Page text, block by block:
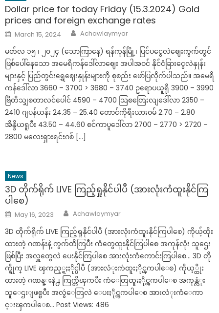
Dollar price for today Friday (15.3.2024) Gold
prices and foreign exchange rates
Posted
on
March 15, 2024 Author
Achawlaymyar
မတ်လ ၁၅ ၊ ၂၀၂၄ (သောကြာနေ့) ရန်ကုန်မြို့၊ ပြင်ပငွေလဲဈေးကွက်တွင်
ဖြစ်ပေါ်နေသော အမေရိကန်ဒေါ်လာဈေး အပါအဝင် နိုင်ငံခြားငွေလဲနှုန်း
များနှင့် ပြည်တွင်းရွှေဈေးနှုန်းများကို စုစည်း ဖော်ပြလိုက်ပါသည်။ အမေရိ
ကန်ဒေါ်လာ 3660 – 3700 > 3680 – 3740 ဥရောပယူရို 3900 – 3990
ဗြိတိသျှစတာလင်ပေါင် 4590 – 4700 သြစတြေးလျဒေါ်လာ 2350 –
2410 ဂျပန်ယန်း 24.35 – 25.40 တောင်ကိုရီးယားဝမ် 2.70 – 2.80
အိန္ဒိယရူပီး 43.50 – 44.60 စင်ကာပူဒေါ်လာ 2700 – 2770 > 2720 –
2800 မလေးရှားရင်းဂစ် […]
News
3D တိုက်ရိုက် LIVE ကြည့်ရှုနိုင်ပါပီ (အားလုံးကံထူးနိုင်ကြ
ပါစေ)
Posted
on
May 16, 2023 Author
Achawlaymyar
3D တိုက်ရိုက် LIVE ကြည့်ရှုနိုင်ပါပီ (အားလုံးကံထူးနိုင်ကြပါစေ) ကိုယ့်ထိုး
ထားတဲ့ ဂဏန်းနဲ့ ကွက်တိကြပီး ကံတွေထူးနိုင်ကြပါစေ အကုန်လုံး သူဌေး
ဖြစ်ပြီး အလှူတွေလဲ ပေးနိုင်ကြပါစေ အားလုံးကံကောင်းကြပါစေ… 3D တို
က္ရိုက္ LIVE ၾကည့္ရႈႏိုင္ပါပီ (အားလံုးကံထူးႏိုင္ၾကပါေစ) ကိုယ့္ထိုး
ထားတဲ့ ဂဏန္းနဲ႕ ကြက္တိၾကပီး ကံေတြထူးႏိုင္ၾကပါေစ အကုန္လံုး
သူေဌးျဖစ္ၿပီး အလွဴေတြလဲ ေပးႏိုင္ၾကပါေစ အားလံုးကံေကာ
င္းၾကပါေစ… Post Views: 486